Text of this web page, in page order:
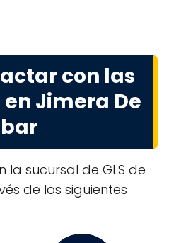
con las
en Jimera De
sucursal de GLS de
de los siguientes